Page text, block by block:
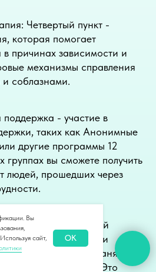
Вы
сайт,
OK
Четвертый пункт -
которая помогает
в причинах зависимости и
механизмы справления
и соблазнами.
поддержка - участие в
таких как Анонимные
другие программы 12
группах вы сможете получить
людей, прошедших через
навыков: Шестой
новых навыков и
помогут вам занять
вашу трезвость. Это